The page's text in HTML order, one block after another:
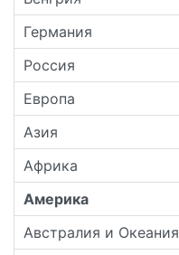
Германия
Россия
Европа
Азия
Африка
Америка
Австралия и Океания